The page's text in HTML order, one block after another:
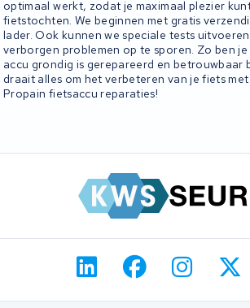
optimaal werkt, zodat je maximaal plezier
fietstochten. We beginnen met gratis
lader. Ook kunnen we speciale tests
verborgen problemen op te sporen. Zo ben je
accu grondig is gerepareerd en betrouwbaar
draait alles om het verbeteren van je fiets met
Propain fietsaccu reparaties!